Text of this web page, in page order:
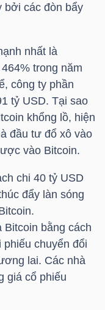
bởi các đòn bẩy
nhất là
trong năm
công ty phần
tỷ USD. Tại sao
khổng lồ, hiện
đầu tư đổ xô vào
vào Bitcoin.
chi 40 tỷ USD
đẩy làn sóng
Bitcoin bằng cách
chuyển đổi
lai. Các nhà
giá cổ phiếu